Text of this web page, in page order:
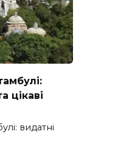
цікаві
видатні